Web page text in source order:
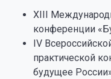
XIII
конференции
IV
практической
будущее